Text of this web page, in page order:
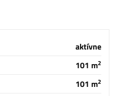
aktívne
101 m2
101 m2